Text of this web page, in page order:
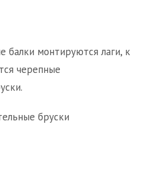
балки монтируются лаги, к
черепные
бруски